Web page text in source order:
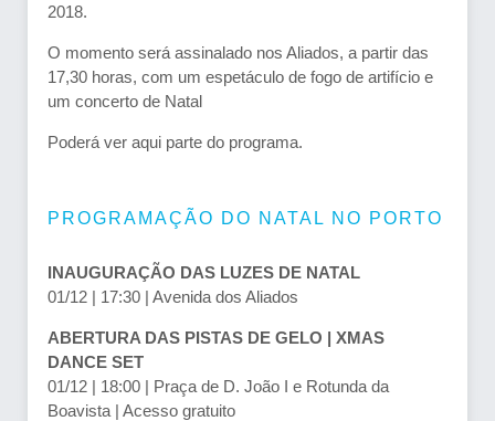
2018.
O momento será assinalado nos Aliados, a partir das
17,30 horas, com um espetáculo de fogo de artifício e
um concerto de Natal
Poderá ver aqui parte do programa.
PROGRAMAÇÃO DO NATAL NO PORTO
INAUGURAÇÃO DAS LUZES DE NATAL
01/12 | 17:30 | Avenida dos Aliados
ABERTURA DAS PISTAS DE GELO | XMAS
DANCE SET
01/12 | 18:00 | Praça de D. João I e Rotunda da
Boavista | Acesso gratuito